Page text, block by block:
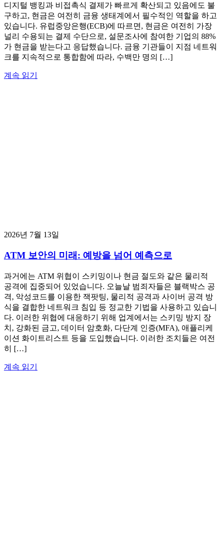
디지털 뱅킹과 비접촉식 결제가 빠르게 확산되고 있음에도 불
구하고, 현금은 여전히 금융 생태계에서 필수적인 역할을 하고
있습니다. 유럽중앙은행(ECB)에 따르면, 현금은 여전히 가장
널리 수용되는 결제 수단으로, 설문조사에 참여한 기업의 88%
가 현금을 받는다고 응답했습니다. 금융 기관들이 지점 네트워
크를 지속적으로 통합함에 따라, 수백만 명의 […]
계속 읽기
2026년 7월 13일
ATM 보안의 미래: 예방을 넘어 예측으로
과거에는 ATM 위협이 스키밍이나 현금 절도와 같은 물리적
공격에 집중되어 있었습니다. 오늘날 범죄자들은 블랙박스 공
격, 악성코드를 이용한 잭팟팅, 물리적 공격과 사이버 공격 방
식을 결합한 네트워크 침입 등 정교한 기법을 사용하고 있습니
다. 이러한 위협에 대응하기 위해 업계에서는 스키밍 방지 장
치, 강화된 금고, 데이터 암호화, 다단계 인증(MFA), 애플리케
이션 화이트리스트 등을 도입했습니다. 이러한 조치들은 여전
히 […]
계속 읽기